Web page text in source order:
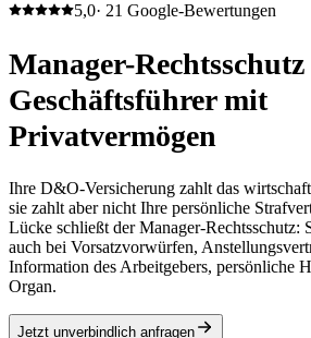
5,0· 21 Google-Bewertungen
Manager-
Geschäftsführer mit
Privatvermögen
Ihre D&O-Versicherung zahlt das
sie zahlt aber nicht Ihre persönliche
Lücke schließt der Manager-Rechtsschutz:
auch bei Vorsatzvorwürfen,
Information des Arbeitgebers, persönliche
Organ.
Jetzt unverbindlich anfragen